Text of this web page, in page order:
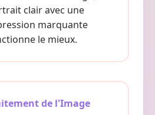
clair avec une
marquante
le mieux.
de l'Image